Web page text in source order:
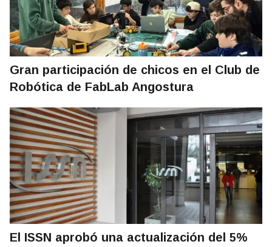
Gran participación de chicos en el Club de
Robótica de FabLab Angostura
El ISSN aprobó una actualización del 5%